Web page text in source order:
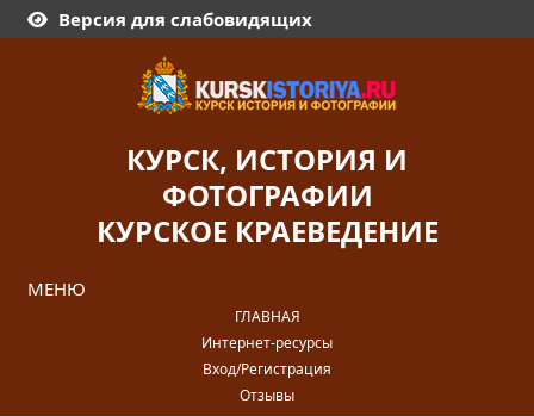
Версия для слабовидящих
КУРСК, ИСТОРИЯ И
ФОТОГРАФИИ
КУРСКОЕ КРАЕВЕДЕНИЕ
МЕНЮ
ГЛАВНАЯ
Интернет-ресурсы
Вход/Регистрация
Отзывы